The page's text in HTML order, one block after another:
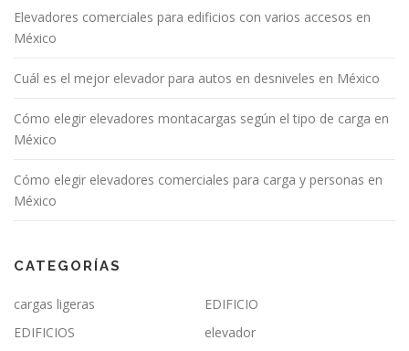
n
t
a
d
a
Elevadores comerciales para edificios con varios accesos en
México
Cuál es el mejor elevador para autos en desniveles en México
Cómo elegir elevadores montacargas según el tipo de carga en
México
Cómo elegir elevadores comerciales para carga y personas en
México
CATEGORÍAS
cargas ligeras
EDIFICIO
EDIFICIOS
elevador